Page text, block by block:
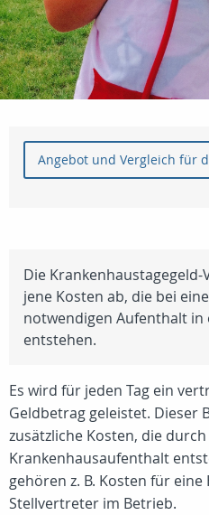
Angebot und Vergleich für
Die
jene Kosten ab, die bei
notwendigen Aufenthalt in
entstehen.
Es wird für jeden Tag ein
Geldbetrag geleistet. Dieser
zusätzliche Kosten, die
Krankenhausaufenthalt
gehören z. B. Kosten für
Stellvertreter im Betrieb.